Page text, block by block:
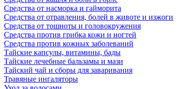
Средства от насморка и гайморита
Средства от отравления, болей в животе и изжоги
Средства от тошноты и головокружения
Средства против грибка кожи и ногтей
Средства против кожных заболеваний
Тайские капсулы, витамины, бады
Тайские лечебные бальзамы и мази
Тайский чай и сборы для заваривания
Травяные ингаляторы